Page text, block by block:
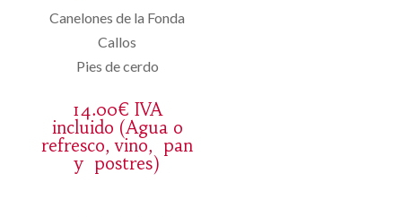
Canelones de la Fonda
Callos
Pies de cerdo
14.00€ IVA
incluido (Agua o
refresco, vino, pan
y postres)